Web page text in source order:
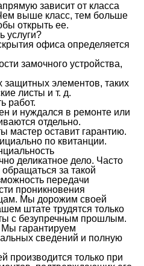
зависит от класса
выше класс, тем больше
открыть ее.
услуги?
офиса определяется
замочного устройства,
элементов, таких
листы и т. д.
работ.
и нуждался в ремонте или
отдельно.
мастер оставит гарантию.
по квитанции.
деликатное дело. Часто
за такой
передачи
проникновения
Мы дорожим своей
штате трудятся только
с безупречным прошлым.
Мы гарантируем
сведений и полную
производится только при